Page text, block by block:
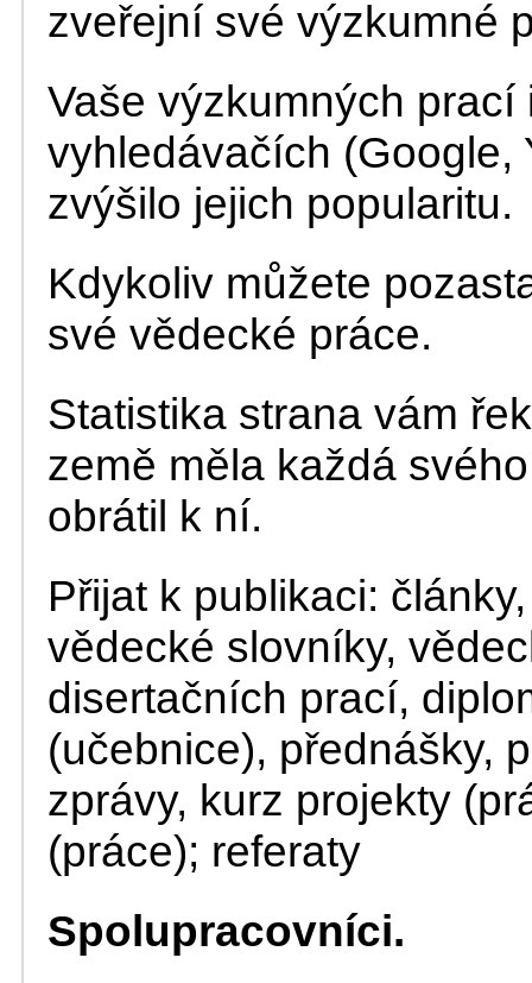
zveřejní své výzkumné
Vaše výzkumných
vyhledávačích (Google,
zvýšilo jejich popularitu.
Kdykoliv můžete
své vědecké práce.
Statistika strana vám
země měla každá
obrátil k ní.
Přijat k publikaci:
vědecké slovníky,
disertačních prací,
(učebnice), přednášky,
zprávy, kurz projekty
(práce); referaty
Spolupracovníci.